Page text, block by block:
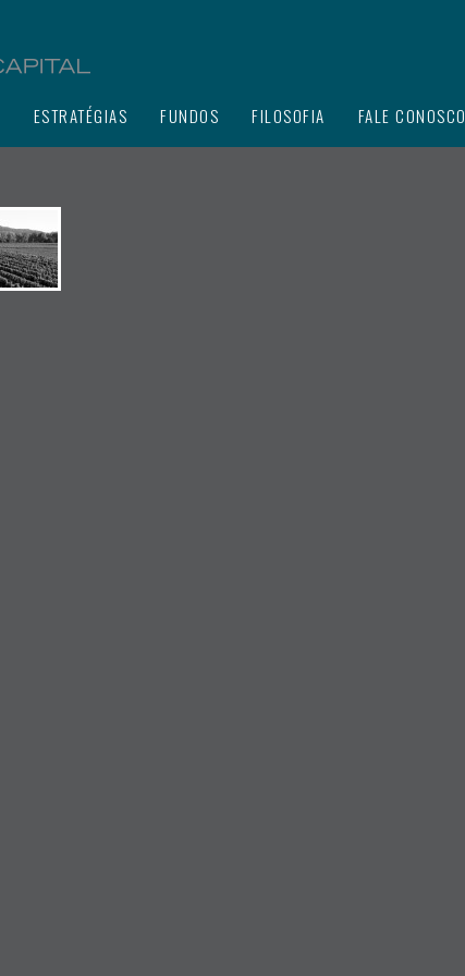
ESTRATÉGIAS FUNDOS FILOSOFIA FALE CONOSCO